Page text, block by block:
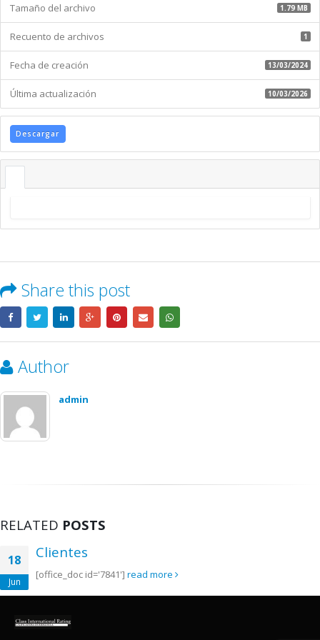
Plazo
INTEROC
Tamaño del archivo 1.79 MB
Recuento de archivos 1
Fecha de creación 13/03/2024
Última actualización 10/03/2026
Descargar
Share this post
Author
admin
RELATED POSTS
18
Jun
Clientes
[office_doc id='7841'] read more